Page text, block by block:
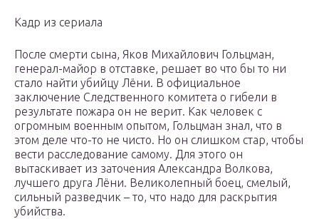
Кадр из сериала
После смерти сына, Яков Михайлович Гольцман,
генерал-майор в отставке, решает во что бы то ни
стало найти убийцу Лёни. В официальное
заключение Следственного комитета о гибели в
результате пожара он не верит. Как человек с
огромным военным опытом, Гольцман знал, что в
этом деле что-то не чисто. Но он слишком стар, чтобы
вести расследование самому. Для этого он
вытаскивает из заточения Александра Волкова,
лучшего друга Лёни. Великолепный боец, смелый,
сильный разведчик – то, что надо для раскрытия
убийства.